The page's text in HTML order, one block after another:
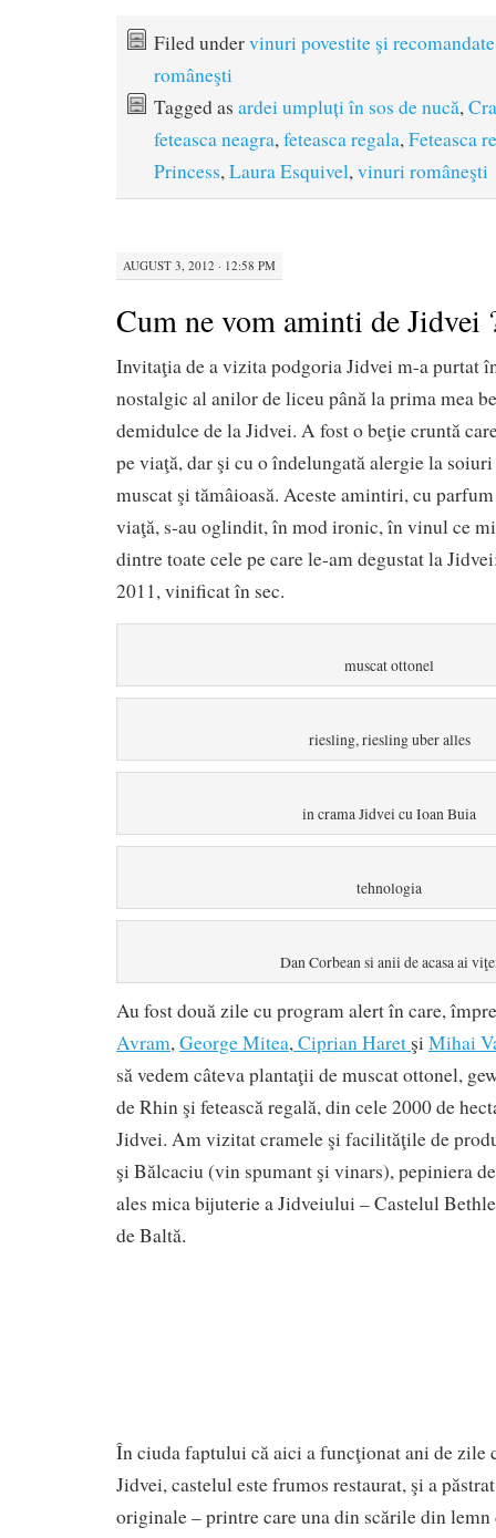
Filed undervinuri povestite şi recomandate
româneşti
Tagged as ardei umpluți în sos de nucă,
feteasca neagra,feteasca regala,Feteasca
Princess,Laura Esquivel,vinuri româneşti
AUGUST 3, 2012 · 12:58 PM
Cum ne vom aminti de Jidvei
Invitaţia de a vizita podgoria Jidvei m-a purtat
nostalgic al anilor de liceu până la prima mea
demidulce de la Jidvei. A fost o beţie cruntă
pe viaţă, dar şi cu o îndelungată alergie la
muscat şi tămâioasă. Aceste amintiri, cu
viaţă, s-au oglindit, în mod ironic, în vinul ce
dintre toate cele pe care le-am degustat la
2011, vinificat în sec.
muscat ottonel
riesling, riesling uber alles
in crama Jidvei cu Ioan Buia
tehnologia
Dan Corbean si anii de acasa ai
Au fost două zile cu program alert în care,
Avram,George Mitea,Ciprian Haret şi Mihai
să vedem câteva plantaţii de muscat ottonel,
de Rhin şi fetească regală, din cele 2000 de
Jidvei. Am vizitat cramele şi facilităţile de
şi Bălcaciu (vin spumant şi vinars), pepiniera
ales mica bijuterie a Jidveiului – Castelul
de Baltă.
În ciuda faptului că aici a funcţionat ani de zile
Jidvei, castelul este frumos restaurat, şi a
originale – printre care una din scările din lemn